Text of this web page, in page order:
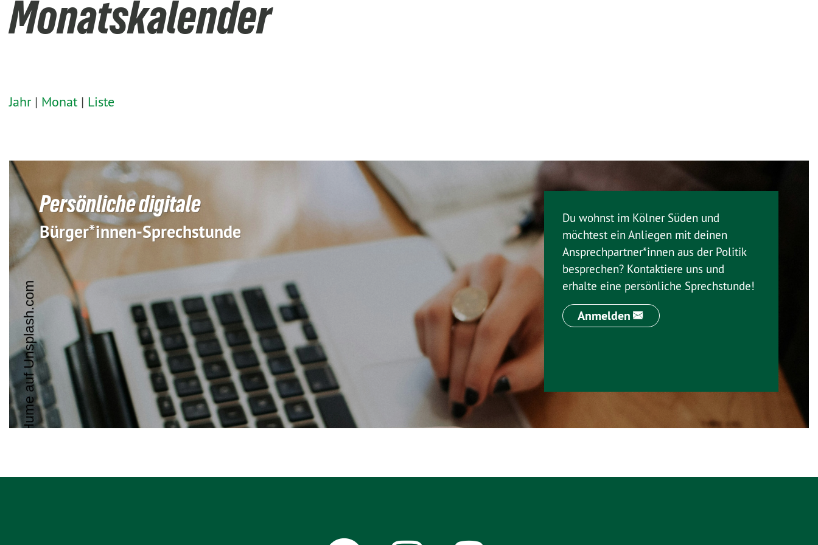
Monatskalender
Jahr| Monat | Liste
Persönliche digitale
Bürger*innen-Sprechstunde
Du wohnst im Kölner Süden und
möchtest ein Anliegen mit deinen
Ansprechpartner*innen aus der Politik
besprechen? Kontaktiere uns und
erhalte eine persönliche Sprechstunde!
Anmelden